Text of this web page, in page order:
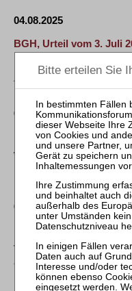
04.08.2025
BGH, Urteil vom 3. Juli
Zusatzprotokoll zum …
04.08.2025
BGH, Urteil vom 17. Juli
Wegfall der Sachbefugnis
1; ZPO § 767
04.08.2025
BGH, Beschluss vom 5.
Verordnung (EU) Nr.
Gerichtshof der